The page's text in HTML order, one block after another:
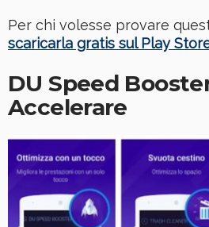
Per chi volesse provare
scaricarla gratis sul Play
DU Speed
Accelerare